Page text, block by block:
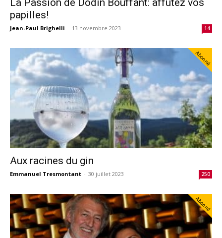
La Passion de Dodin Bouffant: affûtez vos
papilles!
Jean-Paul Brighelli - 13 novembre 2023 14
Abonné
Aux racines du gin
Emmanuel Tresmontant - 30 juillet 2023 250
Abonné